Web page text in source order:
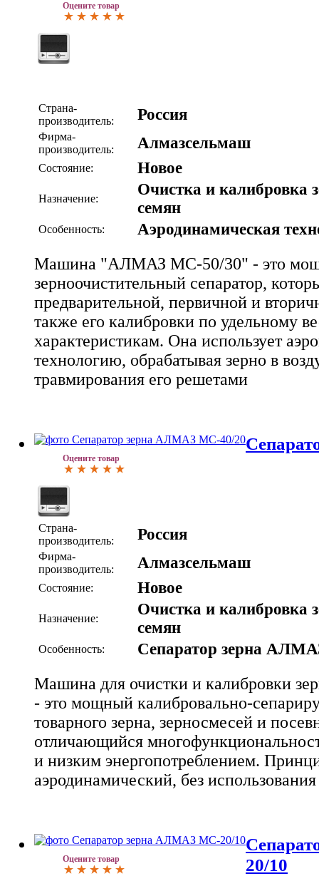
Оцените товар
Страна-
производитель:
Россия
Фирма-
производитель:
Алмазсельмаш
Состояние: Новое
Назначение:
Очистка и калибровка
семян
Особенность: Аэродинамическая
Машина "АЛМАЗ МС-50/30" - это
зерноочистительный сепаратор,
предварительной, первичной и
также его калибровки по удельному
характеристикам. Она использует
технологию, обрабатывая зерно в
травмирования его решетами
Оцените товар
Страна-
производитель:
Россия
Фирма-
производитель:
Алмазсельмаш
Состояние: Новое
Назначение:
Очистка и калибровка
семян
Особенность: Сепаратор зерна
Машина для очистки и калибровки
- это мощный калибровально-
товарного зерна, зерносмесей и
отличающийся
и низким энергопотреблением.
аэродинамический, без
Оцените товар
20/10